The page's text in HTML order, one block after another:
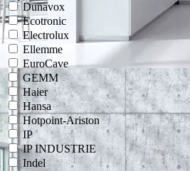
Dunavox
Ecotronic
Electrolux
Ellemme
EuroCave
GEMM
Haier
Hansa
Hotpoint-Ariston
IP
IP INDUSTRIE
Indel